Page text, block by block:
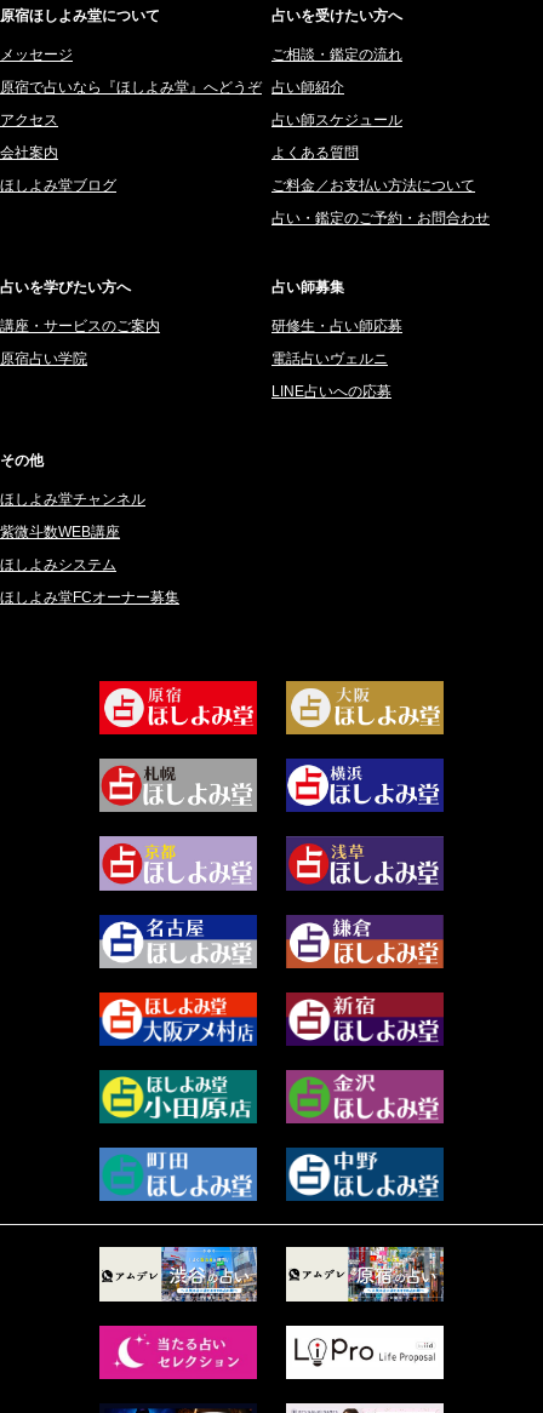
橘メルロ (7)
鈴喜みわこ (8)
鯖ノ実 ソニン (19)
愛音ソナタ (16)
紫村 明世 (34)
桜望巴千 (270)
綺咲みゆき (22)
比呂 酒井 (59)
ロザリン (157)
坂宮 鈴果 (82)
尾羽奈美海 (95)
藻那ムール (2)
白丸モカ (180)
水浅葱 旬時 (150)
阿佐霧 峰麿 (37)
源 彩乃 (65)
美月マーシャ (213)
芽百マミム (741)
真巳華 - Mamika - (269)
プラタ 真寿 (166)
紅月Luru (5)
ルーカス伽豆海 (1111)
木杉泉風 (116)
桐野有民 (31)
月夜巳キメラ (4)
2025年12月 (201)
2025年11月 (252)
2025年10月 (242)
2025年9月 (196)
2025年8月 (182)
2025年7月 (192)
2024年12月 (57)
2024年11月 (38)
2024年10月 (36)
2024年9月 (39)
2024年8月 (45)
2024年5月 (92)
2024年3月 (49)
2024年2月 (40)
2024年1月 (63)
2023年12月 (86)
2023年11月 (67)
2023年10月 (36)
2023年9月 (37)
2023年8月 (46)
2023年7月 (59)
2023年6月 (73)
2023年5月 (67)
2023年4月 (73)
2023年2月 (99)
2022年12月 (72)
2022年11月 (72)
原宿ほしよみ堂について
メッセージ
原宿で占いなら『ほしよみ堂』へどうぞ
アクセス
会社案内
ほしよみ堂ブログ
占いを受けたい方へ
ご相談・鑑定の流れ
占い師紹介
占い師スケジュール
よくある質問
ご料金／お支払い方法について
占い・鑑定のご予約・お問合わせ
占いを学びたい方へ
講座・サービスのご案内
原宿占い学院
占い師募集
研修生・占い師応募
電話占いヴェルニ
LINE占いへの応募
その他
ほしよみ堂チャンネル
紫微斗数WEB講座
ほしよみシステム
ほしよみ堂FCオーナー募集